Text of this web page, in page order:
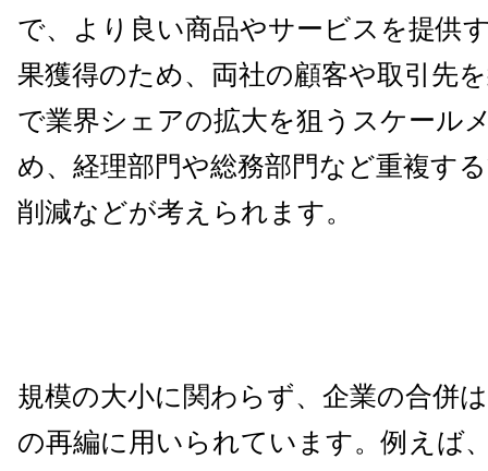
で、より良い商品やサービスを提供
果獲得のため、両社の顧客や取引先
で業界シェアの拡大を狙うスケール
め、経理部門や総務部門など重複す
削減などが考えられます。
規模の大小に関わらず、企業の合併
の再編に用いられています。例えば